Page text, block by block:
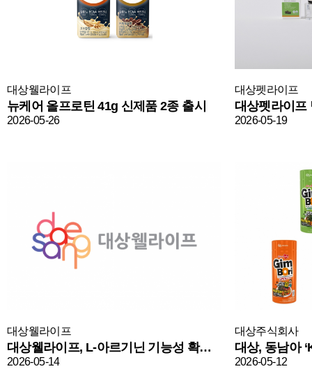
대상웰라이프
뉴케어 올프로틴 41g 신제품 2종 출시
2026-05-26
대상펫라이프
2026-05-19
대상웰라이프
대상웰라이프, L-아르기닌 기능성 확대…제품 활용 범위 넓힌다
2026-05-14
대상주식회사
2026-05-12